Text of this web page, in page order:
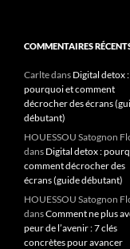
COMMENTAIRES
Carltedans Digital detox :
pourquoi et comment
décrocher des écrans
débutant)
HOUESSOU Satognon
dans Digital detox :
comment décrocher des
écrans (guide débutant)
HOUESSOU Satognon
dansComment ne plus
peur de l’avenir : 7 clés
concrètes pour avancer